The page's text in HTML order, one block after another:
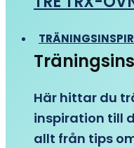
Här hittar du
inspiration till
allt från tips